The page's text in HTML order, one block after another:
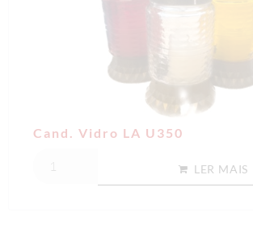
Cand. Vidro LA U350
LER MAIS